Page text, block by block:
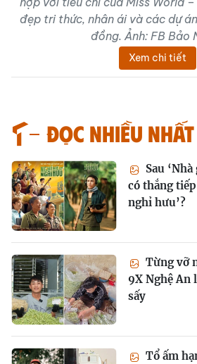
đẹp tri thức, nhân ái và các dự
đồng. Ảnh: FB Bảo
Xem chi tiết
Đọc nhiều nhất
Sau
có thắng
nghỉ hưu’?
Từng vỡ
9X Nghệ An
sấy
Tổ ấm